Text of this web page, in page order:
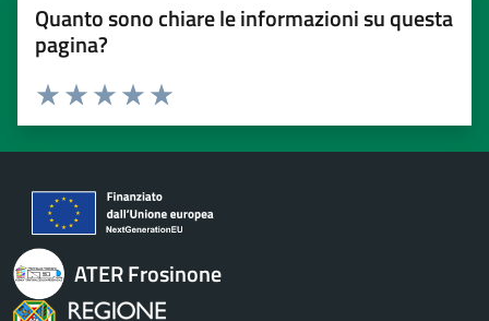
Quanto sono chiare le informazioni su questa
pagina?
Valuta 5 stelle su 5
Valuta 4 stelle su 5
Valuta 3 stelle su 5
Valuta 2 stelle su 5
Valuta 1 stelle su 5
ATER Frosinone